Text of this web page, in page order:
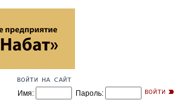
Имя:
Пароль: